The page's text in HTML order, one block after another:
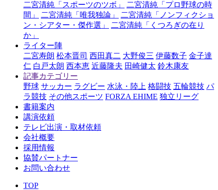
二宮清純「スポーツのツボ」
二宮清純「プロ野球の時
間」
二宮清純「唯我独論」
二宮清純「ノンフィクショ
ン・シアター・傑作選」
二宮清純「くつろぎの在り
か」
ライター陣
二宮寿朗 松本晋司 西田真二 大野俊三 伊藤数子 金子達
仁 白戸太朗 西本恵 近藤隆夫 田崎健太 鈴木康友
記事カテゴリー
野球 サッカー ラグビー 水泳・陸上 格闘技 五輪競技 パ
ラ競技 その他スポーツ FORZA EHIME 独立リーグ
書籍案内
講演依頼
テレビ出演・取材依頼
会社概要
採用情報
協賛パートナー
お問い合わせ
TOP